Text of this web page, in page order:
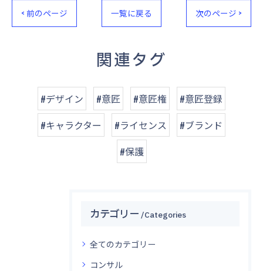
< 前のページ 一覧に戻る 次のページ >
関連タグ
#デザイン #意匠 #意匠権
#意匠登録
#キャラクター
#ライセンス
#ブランド
#保護
カテゴリー Categories
全てのカテゴリー
コンサル